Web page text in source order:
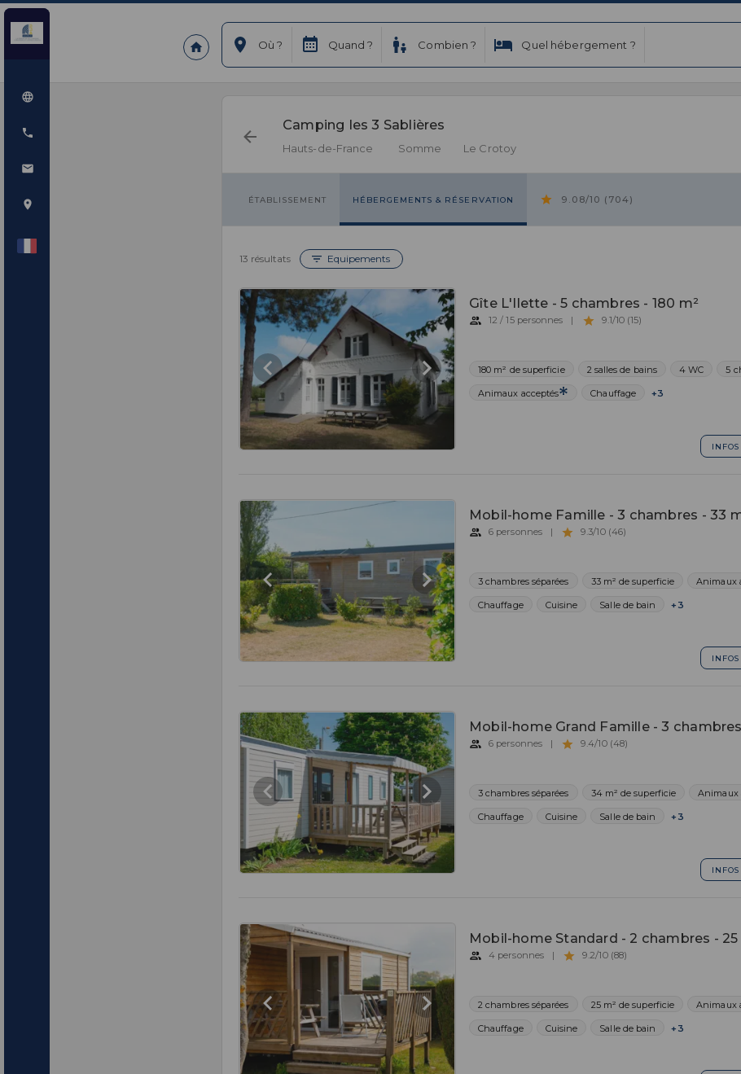
Où ? Quand ? Combien ? Quel hébergement ?
Camping les 3 Sablières
Hauts-de-France Somme Le Crotoy
ÉTABLISSEMENT HÉBERGEMENTS & RÉSERVATION 9.08/10 (704)
13 résultats Equipements
Gîte L'Ilette - 5 chambres - 180 m²
12 / 15 personnes | 9.1/10 (15)
180 m² de superficie 2 salles de bains 4 WC 5
Animaux acceptés Chauffage +3
Mobil-home Famille - 3 chambres - 33
6 personnes | 9.3/10 (46)
3 chambres séparées 33 m² de superficie Animaux
Chauffage Cuisine Salle de bain +3
Mobil-home Grand Famille - 3
6 personnes | 9.4/10 (48)
3 chambres séparées 34 m² de superficie Animaux
Chauffage Cuisine Salle de bain +3
Mobil-home Standard - 2 chambres - 25
4 personnes | 9.2/10 (88)
2 chambres séparées 25 m² de superficie Animaux
Chauffage Cuisine Salle de bain +3